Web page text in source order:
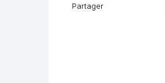
Partager